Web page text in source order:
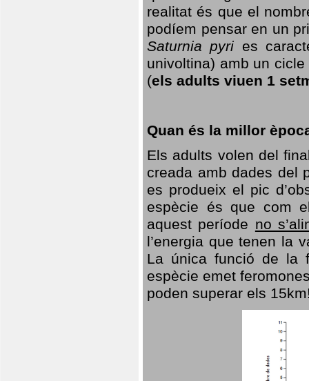
realitat és que el
podíem pensar en un
Saturnia pyri es
univoltina) amb un
(els adults viuen 1
Quan és la millor
Els adults volen del
creada amb dades del
es produeix el pic
espècie és que com
aquest període no
l’energia que tenen la
La única funció de la
espècie emet
poden superar els